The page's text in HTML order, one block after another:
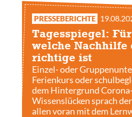
PRESSEBERICHTE
Tagesspiegel:
welche Nachhilfe
richtige ist
Einzel- oder
Ferienkurs oder
dem Hintergrund
Wissenslücken sprach
allen voran mit dem